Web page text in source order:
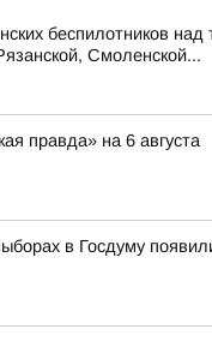
беспилотников
Смоленской...
правда» на 6 августа
в Госдуму